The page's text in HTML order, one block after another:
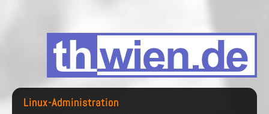
Linux-Administration